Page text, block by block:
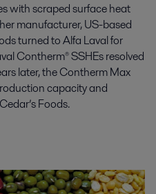
with scraped surface heat
manufacturer, US-based
turned to Alfa Laval for
Contherm® SSHEs resolved
later, the Contherm Max
capacity and
Foods.